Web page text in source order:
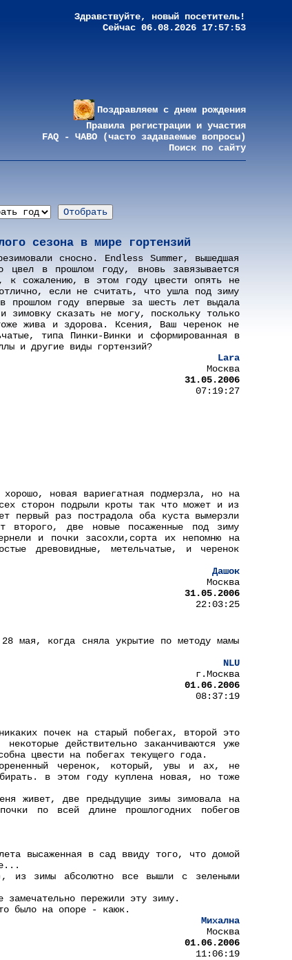
Здравствуйте, новый посетитель!
Сейчас 06.08.2026 17:57:53
Поздравляем с днем рождения
Правила регистрации и участия
FAQ - ЧАВО (часто задаваемые вопросы)
Поиск по сайту
сезона в мире гортензий
сносно. Endless Summer, вышедшая
в прошлом году, вновь завязывается
к сожалению, в этом году цвести опять не
если не считать, что ушла под зиму
году впервые за шесть лет выдала
сказать не могу, поскольку только
жива и здорова. Ксения, Ваш черенок не
типа Пинки-Винки и сформированная в
и другие виды гортензий?
Lara
Москва
31.05.2006
07:19:27
новая вариегатная подмерзла, но на
сторон подрыли кроты так что может и из
первый раз пострадола оба куста вымерзли
второго, две новые посаженные под зиму
и почки засохли,сорта их непомню на
древовидные, метельчатые, и черенок
Дашок
Москва
31.05.2006
22:03:25
мая, когда сняла укрытие по методу мамы
NLU
г.Москва
01.06.2006
08:37:19
почек на старый побегах, второй это
действительно заканчиваются уже
цвести на побегах текущего года.
черенок, который, увы и ах, не
в этом году куплена новая, но тоже
живет, две предыдущие зимы зимовала на
по всей длине прошлогодних побегов
высаженная в сад ввиду того, что домой
из зимы абсолютно все вышли с зелеными
пережили эту зиму.
было на опоре - каюк.
Михална
Москва
01.06.2006
11:06:19